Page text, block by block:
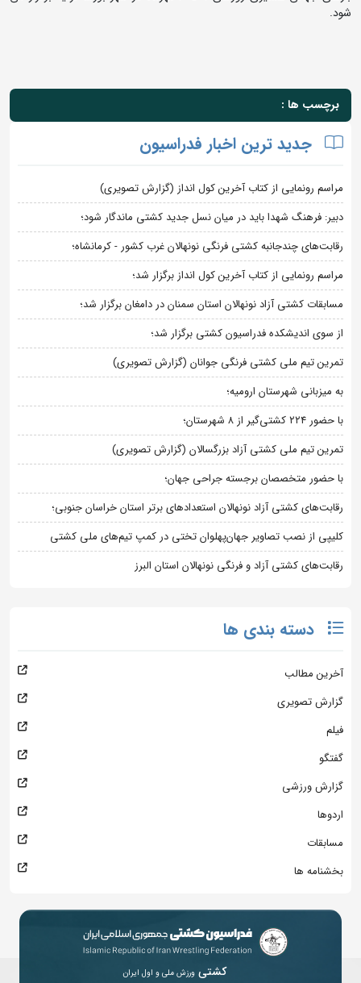
شود.
برچسب ها :
جدید ترین اخبار فدراسیون
مراسم رونمایی از کتاب آخرین کول انداز (گزارش تصویری)
دبیر: فرهنگ شهدا باید در میان نسل جدید کشتی ماندگار شود؛
رقابت‌های چندجانبه کشتی فرنگی نونهالان غرب کشور - کرمانشاه؛
مراسم رونمایی از کتاب آخرین کول انداز برگزار شد؛
مسابقات کشتی آزاد نونهالان استان سمنان در دامغان برگزار شد؛
از سوی اندیشکده فدراسیون کشتی برگزار شد؛
تمرین تیم ملی کشتی فرنگی جوانان (گزارش تصویری)
به میزبانی شهرستان ارومیه؛
با حضور ۲۲۴ کشتی‌گیر از ۸ شهرستان؛
تمرین تیم ملی کشتی آزاد بزرگسالان (گزارش تصویری)
با حضور متخصصان برجسته جراحی جهان؛
رقابت‌های کشتی آزاد نونهالان استعدادهای برتر استان خراسان جنوبی؛
کلیپی از نصب تصاویر جهان‌پهلوان تختی در کمپ تیم‌های ملی کشتی
رقابت‌های کشتی آزاد و فرنگی نونهالان استان البرز
دسته بندی ها
آخرین مطالب
گزارش تصویری
فیلم
گفتگو
گزارش ورزشی
اردوها
مسابقات
بخشنامه ها
کشتی ورزش ملی و اول ایران